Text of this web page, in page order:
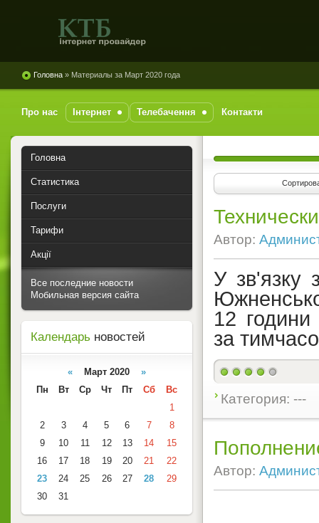
Головна » Материалы за Март 2020 года
Про нас Інтернет Телебачення Контакти
Автор:
У зв'язку
12
за
Категория: ---
Автор:
Головна
Статистика
Послуги
Тарифи
Акції
Все последние новости
Мобильная версия сайта
Календарь новостей
« Март 2020 »
Пн
Вт Ср Чт Пт Сб
Вс
1
2
3 4 5 6 7
8
9
10 11 12 13 14
15
16
17 18 19 20 21
22
23
24 25 26 27 28
29
30
31